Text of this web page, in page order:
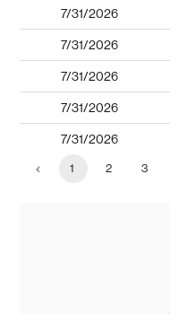
7/31/2026
7/31/2026
7/31/2026
7/31/2026
7/31/2026
1 2 3